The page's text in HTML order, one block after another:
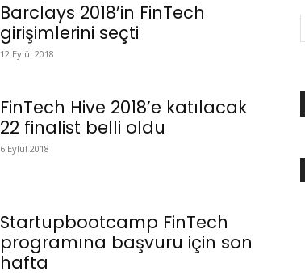
Barclays 2018’in FinTech
girişimlerini seçti
12 Eylül 2018
FinTech Hive 2018’e katılacak
22 finalist belli oldu
6 Eylül 2018
Startupbootcamp FinTech
programına başvuru için son
hafta